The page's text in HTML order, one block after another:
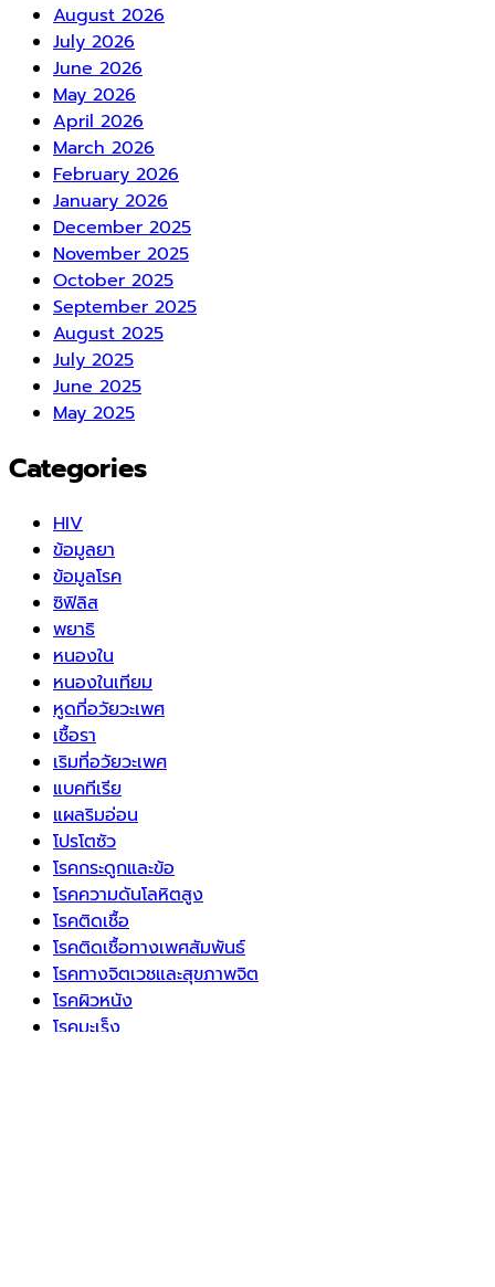
August 2026
July 2026
June 2026
May 2026
April 2026
March 2026
February 2026
January 2026
December 2025
November 2025
October 2025
September 2025
August 2025
July 2025
June 2025
May 2025
Categories
HIV
ข้อมูลยา
ข้อมูลโรค
ซิฟิลิส
พยาธิ
หนองใน
หนองในเทียม
หูดที่อวัยวะเพศ
เชื้อรา
เริมที่อวัยวะเพศ
แบคทีเรีย
แผลริมอ่อน
โปรโตซัว
โรคกระดูกและข้อ
โรคความดันโลหิตสูง
โรคติดเชื้อ
โรคติดเชื้อทางเพศสัมพันธ์
โรคทางจิตเวชและสุขภาพจิต
โรคผิวหนัง
โรคมะเร็ง